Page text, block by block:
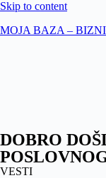
Skip to content
MOJA BAZA –
DOBRO
VESTI